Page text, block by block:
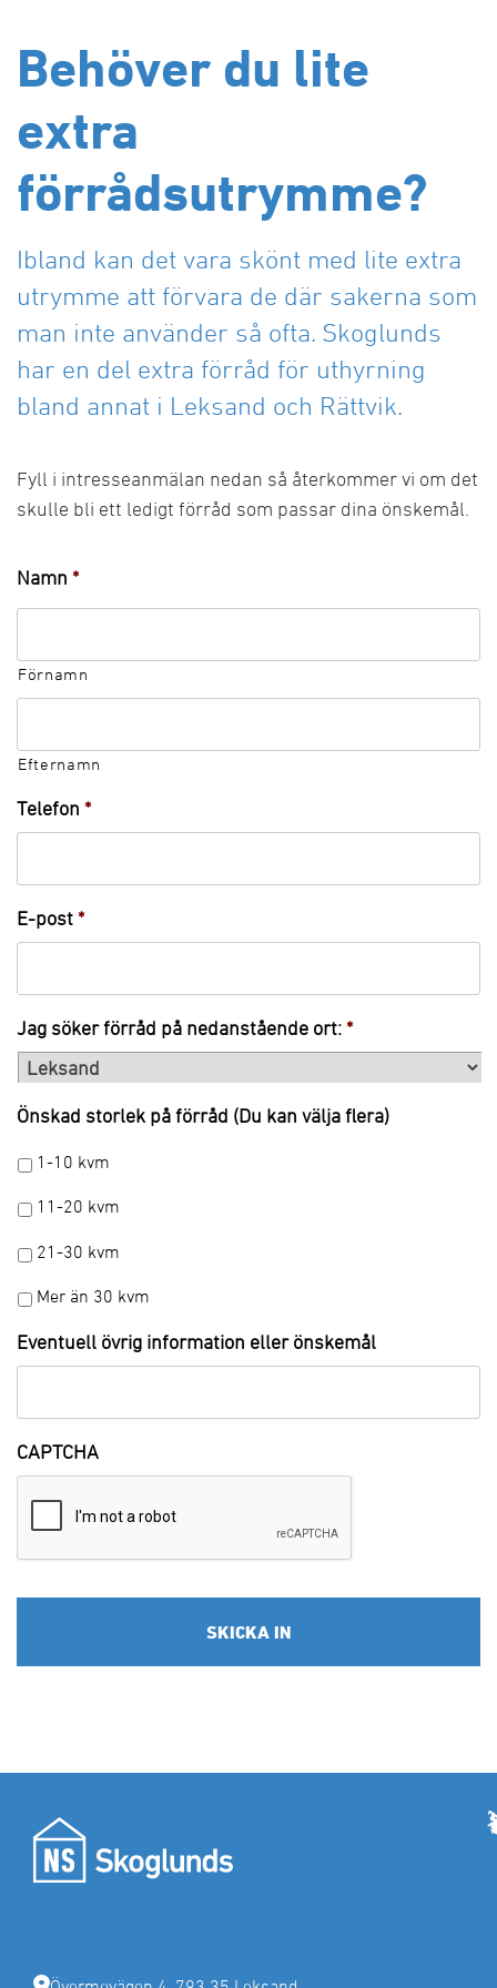
Tips för eget brandskydd
Våra områden och fastigheter
BRF Nygård 3 (Hesseborns etapp 2)
BRF Dal-Jerk etapp 2
Tomter till salu
Företagsforum
Företagsforum Rättvik
Våra områden och fastigheter
Samverkansentreprenad och Partnering
Projektutveckling och Samhällsbyggnad
Sälen
Byggservice privatpersoner
Försäkringsskador
Byggservice för företag
Reklamationer
Malung
Vansbro
Offertförfrågan
Tidigare måleriprojekt
Behöver du lite
extra
förrådsutrymme?
Ibland kan det vara skönt med lite extra
utrymme att förvara de där sakerna som
man inte använder så ofta. Skoglunds
har en del extra förråd för uthyrning
bland annat i Leksand och Rättvik.
Fyll i intresseanmälan nedan så återkommer vi om det
skulle bli ett ledigt förråd som passar dina önskemål.
Namn *
Förnamn
Efternamn
Telefon *
E-post *
Jag söker förråd på nedanstående ort: *
Önskad storlek på förråd (Du kan välja flera)
1-10 kvm
11-20 kvm
21-30 kvm
Mer än 30 kvm
Eventuell övrig information eller önskemål
CAPTCHA